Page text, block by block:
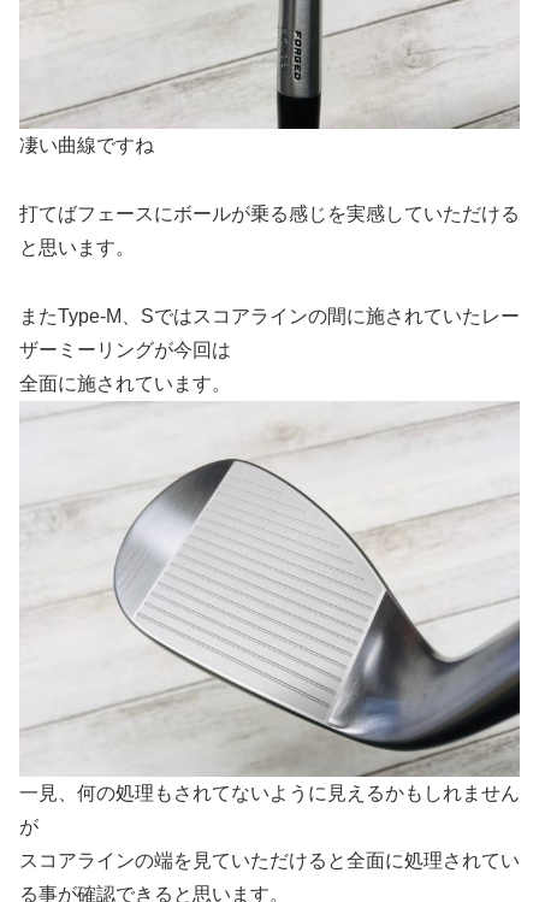
凄い曲線ですね
打てばフェースにボールが乗る感じを実感していただける
と思います。
またType-M、Sではスコアラインの間に施されていたレー
ザーミーリングが今回は
全面に施されています。
一見、何の処理もされてないように見えるかもしれません
が
スコアラインの端を見ていただけると全面に処理されてい
る事が確認できると思います。